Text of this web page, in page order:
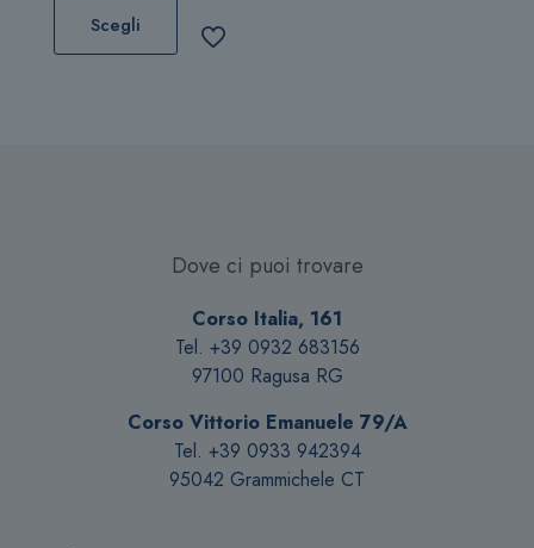
Scegli
nella
pagina
del
prodotto
Dove ci puoi trovare
Corso Italia, 161
Tel. +39 0932 683156
97100 Ragusa RG
Corso Vittorio Emanuele 79/A
Tel. +39 0933 942394
95042 Grammichele CT